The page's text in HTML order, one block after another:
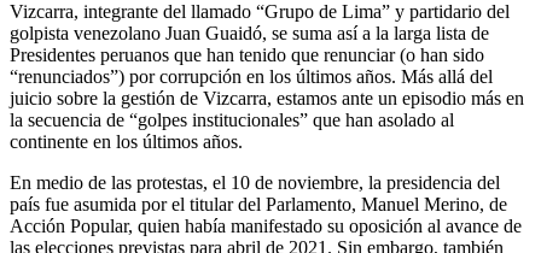
Vizcarra, integrante del llamado “Grupo de Lima” y partidario del
golpista venezolano Juan Guaidó, se suma así a la larga lista de
Presidentes peruanos que han tenido que renunciar (o han sido
“renunciados”) por corrupción en los últimos años. Más allá del
juicio sobre la gestión de Vizcarra, estamos ante un episodio más en
la secuencia de “golpes institucionales” que han asolado al
continente en los últimos años.
En medio de las protestas, el 10 de noviembre, la presidencia del
país fue asumida por el titular del Parlamento, Manuel Merino, de
Acción Popular, quien había manifestado su oposición al avance de
las elecciones previstas para abril de 2021. Sin embargo, también